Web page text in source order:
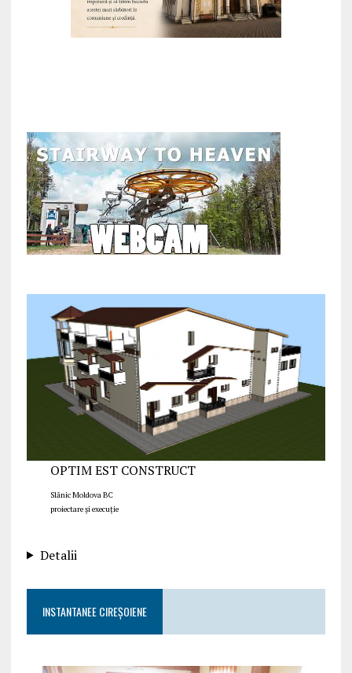
OPTIM EST CONSTRUCT
Slănic Moldova BC
proiectare și execuție
Detalii
INSTANTANEE CIREȘOIENE